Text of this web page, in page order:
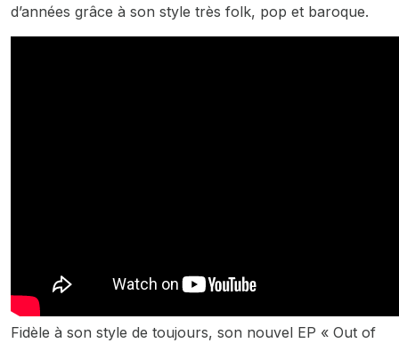
d’années grâce à son style très folk, pop et baroque.
Fidèle à son style de toujours, son nouvel EP « Out of